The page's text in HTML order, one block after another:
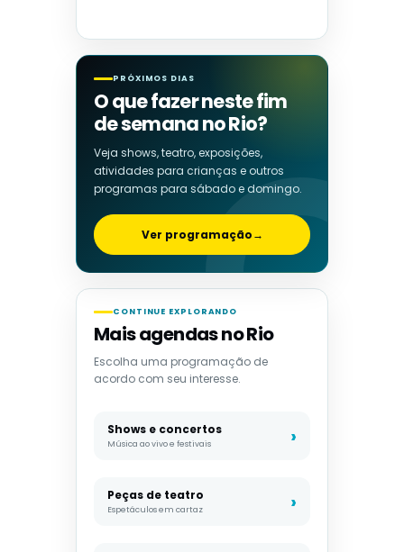
PRÓXIMOS DIAS
O que fazer neste fim
de semana no Rio?
Veja shows, teatro, exposições,
atividades para crianças e outros
programas para sábado e domingo.
Ver programação→
CONTINUE EXPLORANDO
Mais agendas no Rio
Escolha uma programação de
acordo com seu interesse.
Shows e concertos
Música ao vivo e festivais
Peças de teatro
Espetáculos em cartaz